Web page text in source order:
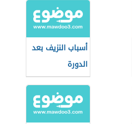
أسباب النزيف بعد
الدورة